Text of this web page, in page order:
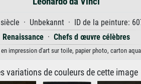
· Unbekannt · ID de la peinture:
Renaissance · Chefs d œuvre célèbres
impression d'art sur toile, papier photo, carton
variations de couleurs de cette image